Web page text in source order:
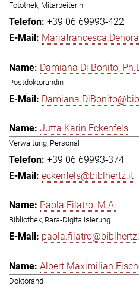
Fotothek, Mitarbeiterin
+39 06 69993-422
Damiana Di Bonito,
Postdoktorandin
Jutta Karin Eckenfels
Verwaltung, Personal
+39 06 69993-374
eckenfels@biblhertz.it
Paola Filatro, M.A.
Bibliothek, Rara-Digitalisierung
Albert Maximilian
Doktorand